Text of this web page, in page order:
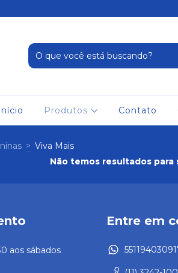
Produtos Contato
> Viva Mais
Não temos resultados
aos sábados
Entre em